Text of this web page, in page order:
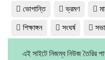
ভোগান্তি ভ্রমণ
শিক্ষাঙ্গন সংঘর্ষ সভা
এই সাইটে নিজম্ব নিউজ তৈরির